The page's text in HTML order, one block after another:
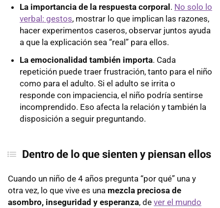
La importancia de la respuesta corporal . No solo lo
verbal: gestos, mostrar lo que implican las razones,
hacer experimentos caseros, observar juntos ayuda
a que la explicación sea “real” para ellos.
La emocionalidad también importa. Cada
repetición puede traer frustración, tanto para el niño
como para el adulto. Si el adulto se irrita o
responde con impaciencia, el niño podría sentirse
incomprendido. Eso afecta la relación y también la
disposición a seguir preguntando.
Dentro de lo que sienten y piensan ellos
Cuando un niño de 4 años pregunta “por qué” una y
otra vez, lo que vive es una mezcla preciosa de
asombro, inseguridad y esperanza, de ver el mundo